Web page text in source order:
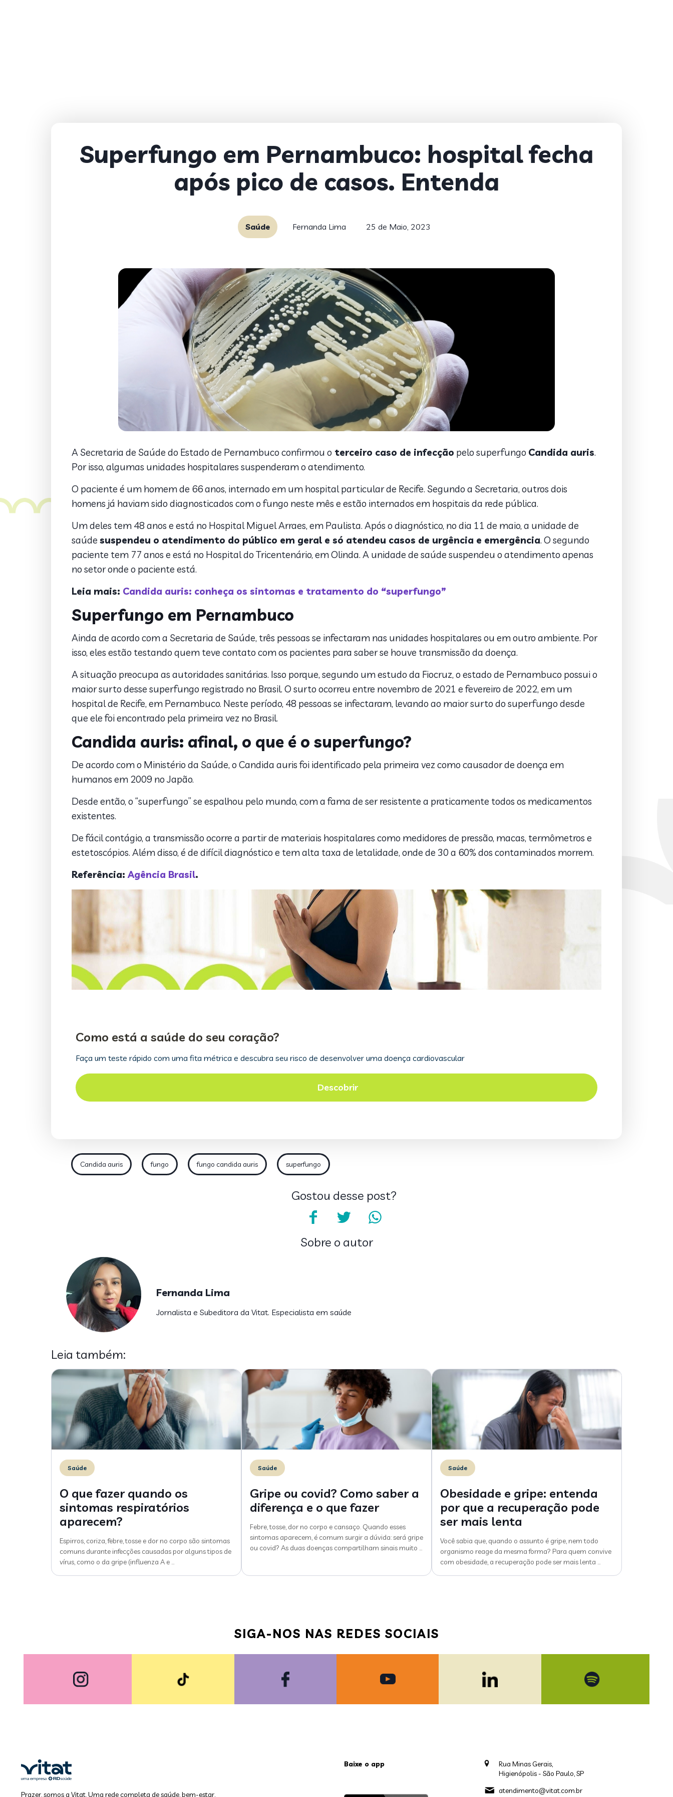
Superfungo em Pernambuco: hospital fecha
após pico de casos. Entenda
Saúde Fernanda Lima 25 de Maio, 2023
A Secretaria de Saúde do Estado de Pernambuco confirmou o terceiro caso de infecção pelo superfungo Candida auris.
Por isso, algumas unidades hospitalares suspenderam o atendimento.
O paciente é um homem de 66 anos, internado em um hospital particular de Recife. Segundo a Secretaria, outros dois
homens já haviam sido diagnosticados com o fungo neste mês e estão internados em hospitais da rede pública.
Um deles tem 48 anos e está no Hospital Miguel Arraes, em Paulista. Após o diagnóstico, no dia 11 de maio, a unidade de
saúde suspendeu o atendimento do público em geral e só atendeu casos de urgência e emergência. O segundo
paciente tem 77 anos e está no Hospital do Tricentenário, em Olinda. A unidade de saúde suspendeu o atendimento apenas
no setor onde o paciente está.
Leia mais: Candida auris: conheça os sintomas e tratamento do “superfungo”
Superfungo em Pernambuco
Ainda de acordo com a Secretaria de Saúde, três pessoas se infectaram nas unidades hospitalares ou em outro ambiente. Por
isso, eles estão testando quem teve contato com os pacientes para saber se houve transmissão da doença.
A situação preocupa as autoridades sanitárias. Isso porque, segundo um estudo da Fiocruz, o estado de Pernambuco possui o
maior surto desse superfungo registrado no Brasil. O surto ocorreu entre novembro de 2021 e fevereiro de 2022, em um
hospital de Recife, em Pernambuco. Neste período, 48 pessoas se infectaram, levando ao maior surto do superfungo desde
que ele foi encontrado pela primeira vez no Brasil.
Candida auris: afinal, o que é o superfungo?
De acordo com o Ministério da Saúde, o Candida auris foi identificado pela primeira vez como causador de doença em
humanos em 2009 no Japão.
Desde então, o “superfungo” se espalhou pelo mundo, com a fama de ser resistente a praticamente todos os medicamentos
existentes.
De fácil contágio, a transmissão ocorre a partir de materiais hospitalares como medidores de pressão, macas, termômetros e
estetoscópios. Além disso, é de difícil diagnóstico e tem alta taxa de letalidade, onde de 30 a 60% dos contaminados morrem.
Referência:Agência Brasil.
Candida auris fungo fungo candida auris superfungo
Gostou desse post?
Sobre o autor
Fernanda Lima
Jornalista e Subeditora da Vitat. Especialista em saúde
Leia também:
Saúde
O que fazer quando os
sintomas respiratórios
aparecem?
Espirros, coriza, febre, tosse e dor no corpo são sintomas
comuns durante infecções causadas por alguns tipos de
vírus, como o da gripe (influenza A e …
Saúde
Gripe ou covid? Como saber a
diferença e o que fazer
Febre, tosse, dor no corpo e cansaço. Quando esses
sintomas aparecem, é comum surgir a dúvida: será gripe
ou covid? As duas doenças compartilham sinais muito …
Saúde
Obesidade e gripe: entenda
por que a recuperação pode
ser mais lenta
Você sabia que, quando o assunto é gripe, nem todo
organismo reage da mesma forma? Para quem convive
com obesidade, a recuperação pode ser mais lenta …
SIGA-NOS NAS REDES SOCIAIS
Prazer, somos a Vitat. Uma rede completa de saúde, bem-estar,
Baixe o app
Rua Minas Gerais,
Higienópolis - São Paulo, SP
atendimento@vitat.com.br